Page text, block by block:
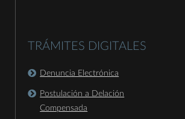
TRÁMITES DIGITALES
Denuncia Electrónica
Postulación a Delación
Compensada